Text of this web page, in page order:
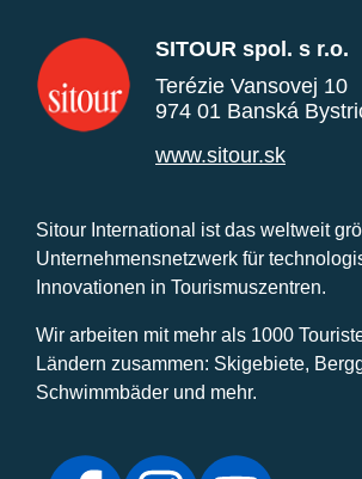
SITOUR spol. s r.o.
Terézie Vansovej 10
974 01 Banská
www.sitour.sk
Sitour International ist das weltweit
Unternehmensnetzwerk für
Innovationen in Tourismuszentren.
Wir arbeiten mit mehr als 1000
Ländern zusammen: Skigebiete,
Schwimmbäder und mehr.